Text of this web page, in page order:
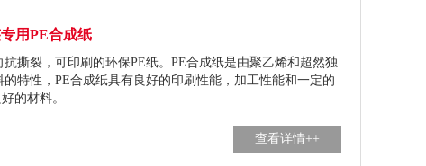
用PE合成纸
撕裂，可印刷的环保PE纸。PE合成纸是由聚乙烯和超然独
特性，PE合成纸具有良好的印刷性能，加工性能和一定的
的材料。
查看详情++